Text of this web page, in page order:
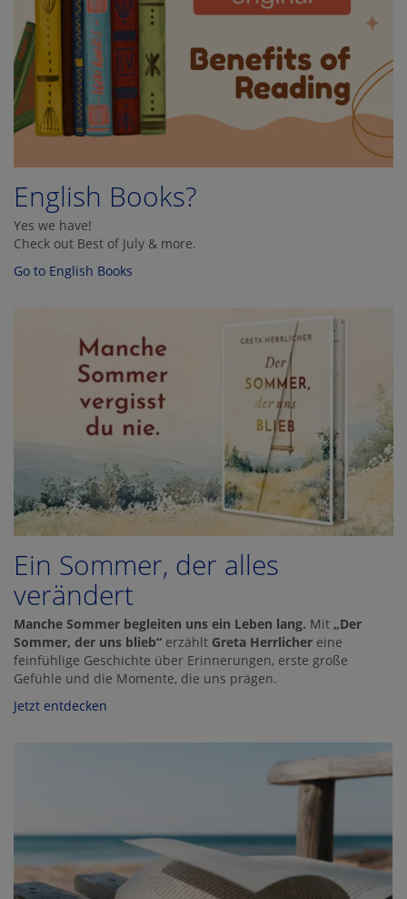
English Books?
Yes we have!
Check out Best of July & more.
Go to English Books
Ein Sommer, der alles
verändert
Manche Sommer begleiten uns ein Leben lang. Mit „Der
Sommer, der uns blieb“ erzählt Greta Herrlicher eine
feinfühlige Geschichte über Erinnerungen, erste große
Gefühle und die Momente, die uns prägen.
Jetzt entdecken